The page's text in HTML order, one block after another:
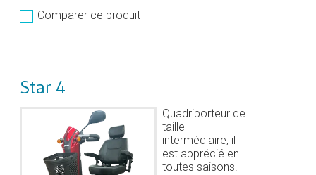
Comparer ce produit
Star 4
Quadriporteur de
taille
intermédiaire, il
est apprécié en
toutes saisons.